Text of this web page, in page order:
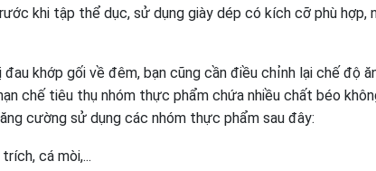
khi tập thể dục, sử dụng giày dép có kích cỡ phù hợp,
đau khớp gối về đêm, bạn cũng cần điều chỉnh lại chế độ
chế tiêu thụ nhóm thực phẩm chứa nhiều chất béo
cường sử dụng các nhóm thực phẩm sau đây:
cá mòi,...